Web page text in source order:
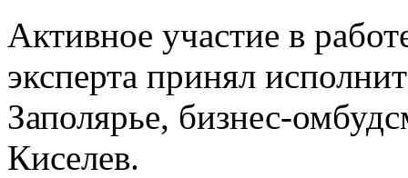
Активное участие в
эксперта принял
Заполярье, бизнес-
Киселев.